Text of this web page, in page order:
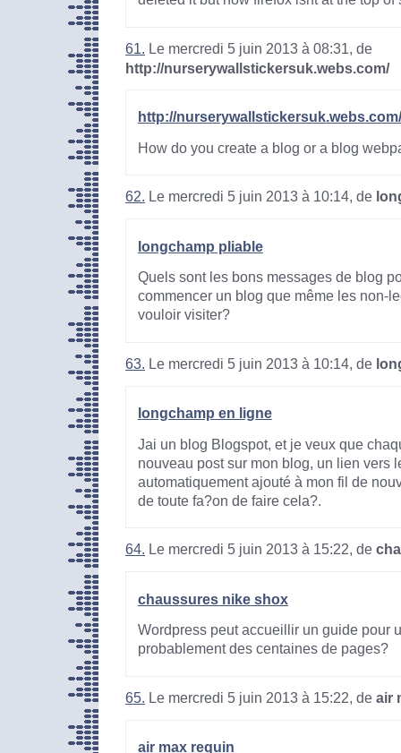
61. Le mercredi 5 juin 2013 à 08:31, de
http://nurserywallstickersuk.webs.com/
http://nurserywallstickersuk.webs.com/
How do you create a blog or a blog
62. Le mercredi 5 juin 2013 à 10:14, de
longchamp pliable
Quels sont les bons messages de blog
commencer un blog que même les non-
vouloir visiter?
63. Le mercredi 5 juin 2013 à 10:14, de
longchamp en ligne
Jai un blog Blogspot, et je veux que
nouveau post sur mon blog, un lien vers
automatiquement ajouté à mon fil de
de toute fa?on de faire cela?.
64. Le mercredi 5 juin 2013 à 15:22, de
chaussures nike shox
Wordpress peut accueillir un guide pour
probablement des centaines de pages?
65. Le mercredi 5 juin 2013 à 15:22, de air
air max requin